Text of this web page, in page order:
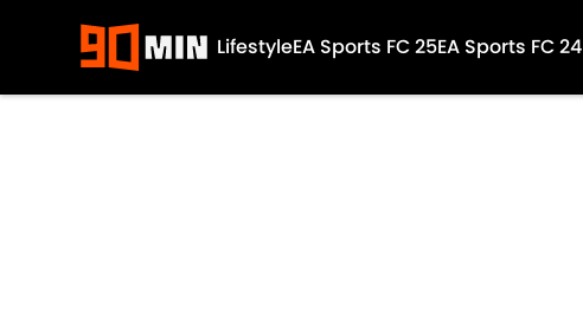
LifestyleEA Sports FC 25EA Sports FC 24